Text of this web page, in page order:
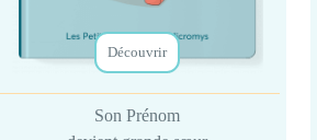
Découvrir
Son Prénom